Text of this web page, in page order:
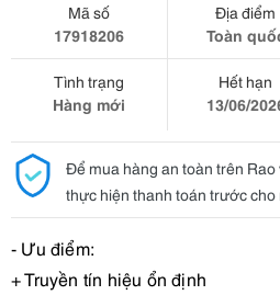
Mã số
17918206
Địa điểm
Toàn
Tình trạng
Hàng mới
Hết hạn
13/06/
Để mua hàng an toàn trên
thực hiện thanh toán trước
- Ưu điểm:
+ Truyền tín hiệu ổn định